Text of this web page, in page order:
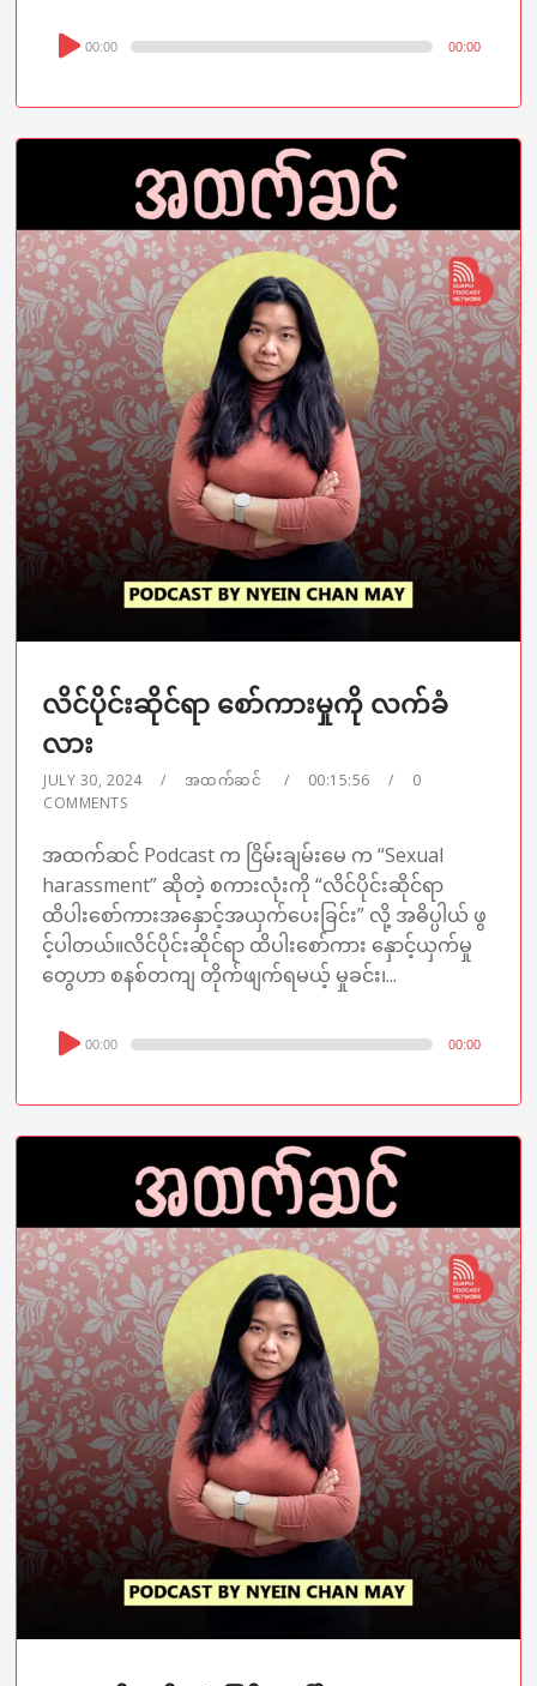
Audio
Player
00:00 00:00
လိင်ပိုင်းဆိုင်ရာ စော်ကားမှုကို လက်ခံ
လား
JULY 30, 2024 အထက်ဆင် 00:15:56
0
COMMENTS
အထက်ဆင် Podcast က ငြိမ်းချမ်းမေ က “Sexual
harassment” ဆိုတဲ့ စကားလုံးကို “လိင်ပိုင်းဆိုင်ရာ
ထိပါးစော်ကားအနှောင့်အယှက်ပေးခြင်း” လို့ အဓိပ္ပါယ် ဖွ
င့်ပါတယ်။လိင်ပိုင်းဆိုင်ရာ ထိပါးစော်ကား နှောင့်ယှက်မှု
တွေဟာ စနစ်တကျ တိုက်ဖျက်ရမယ့် မှုခင်း၊...
Audio
Player
00:00 00:00